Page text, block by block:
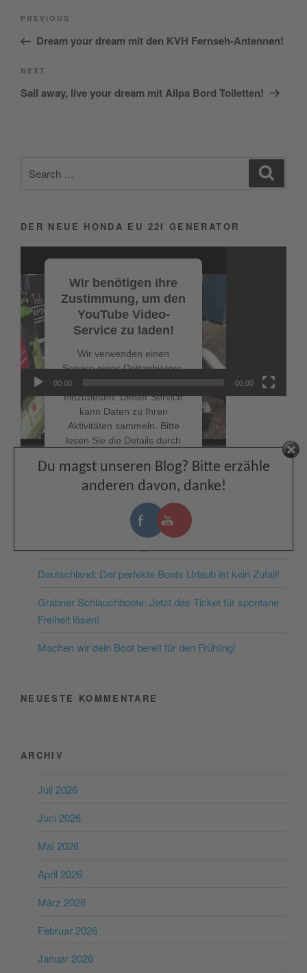
Beitragsnavigation
Previous
Post
PREVIOUS
Dream your dream mit den KVH Fernseh-Antennen!
Next
Post
NEXT
Sail away, live your dream mit Allpa Bord Toiletten!
for:
DER NEUE HONDA EU 22I GENERATOR
Wir benötigen Ihre
Zustimmung, um den
YouTube Video-
Service zu laden!
Wir verwenden einen
Service eines Drittanbieters,
einzubetten. Dieser Service
kann Daten zu Ihren
Aktivitäten sammeln. Bitte
lesen Sie die Details durch
Nutzung des Service zu, um
dieses Video anzusehen.
Mehr Informationen
powered by
Consent Management
00:00 00:00
NEUESTE BEITRÄGE
Schnappe dir bis zum 19.07.2026 – den Allroundmarin
Fußball-WM: Mit dem Honda Außenborder zum
Deutschland: Der perfekte Boots Urlaub ist kein Zufall!
Grabner Schlauchboote: Jetzt das Ticket für spontane
Freiheit lösen!
Machen wir dein Boot bereit für den Frühling!
NEUESTE KOMMENTARE
ARCHIV
Juli 2026
Juni 2026
Mai 2026
April 2026
März 2026
Februar 2026
Januar 2026
Du magst unseren Blog? Bitte erzähle
anderen davon, danke!
Facebook